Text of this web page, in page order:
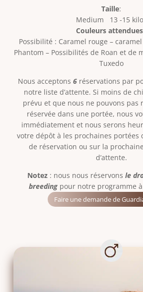
Taille:
Medium 13 -15
Couleurs attendues
Possibilité : Caramel rouge –
Phantom – Possibilités de Roan et de
Tuxedo
Nous acceptons 6 réservations par
notre liste d’attente. Si moins de
prévu et que nous ne pouvons pas
réservée dans une portée, nous
immédiatement et nous serons
votre dépôt à les prochaines portées
de réservation ou sur la
d’attente.
Notez : nous nous réservons le
breeding pour notre programme
Faire une demande de